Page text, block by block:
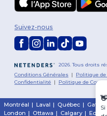
2026. Tous droits
Conditions Générales | Politique
Confidentialité | Politique de
Suivez-nous
Montréal | Laval | Québec |
London | Ottawa | Calgary |
👋